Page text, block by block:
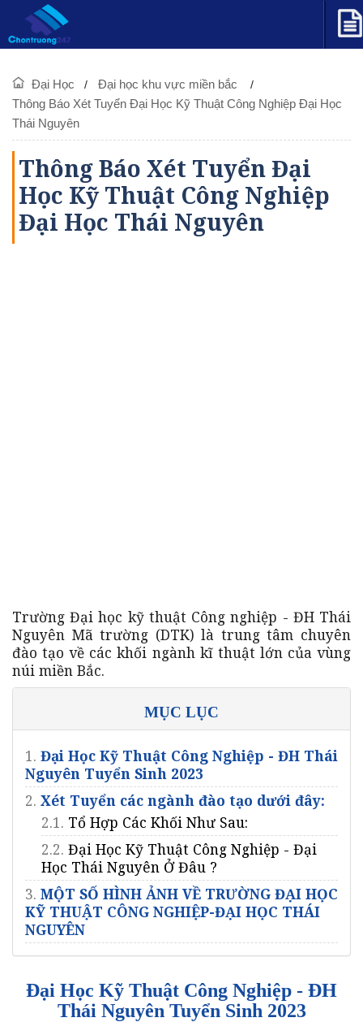
Đại Học
Đại học khu vực miền bắc
Thông Báo Xét Tuyển Đại Học Kỹ Thuật Công Nghiệp Đại Học
Thái Nguyên
Thông Báo Xét Tuyển Đại
Học Kỹ Thuật Công Nghiệp
Đại Học Thái Nguyên
Trường Đại học kỹ thuật Công nghiệp - ĐH Thái
Nguyên Mã trường (DTK) là trung tâm chuyên
đào tạo về các khối ngành kĩ thuật lớn của vùng
núi miền Bắc.
MỤC LỤC
1. Đại Học Kỹ Thuật Công Nghiệp - ĐH Thái
Nguyên Tuyển Sinh 2023
2. Xét Tuyển các ngành đào tạo dưới đây:
2.1. Tổ Hợp Các Khối Như Sau:
2.2. Đại Học Kỹ Thuật Công Nghiệp - Đại
Học Thái Nguyên Ở Đâu ?
3. MỘT SỐ HÌNH ẢNH VỀ TRƯỜNG ĐẠI HỌC
KỸ THUẬT CÔNG NGHIỆP-ĐẠI HỌC THÁI
NGUYÊN
Đại Học Kỹ Thuật Công Nghiệp - ĐH
Thái Nguyên Tuyển Sinh 2023